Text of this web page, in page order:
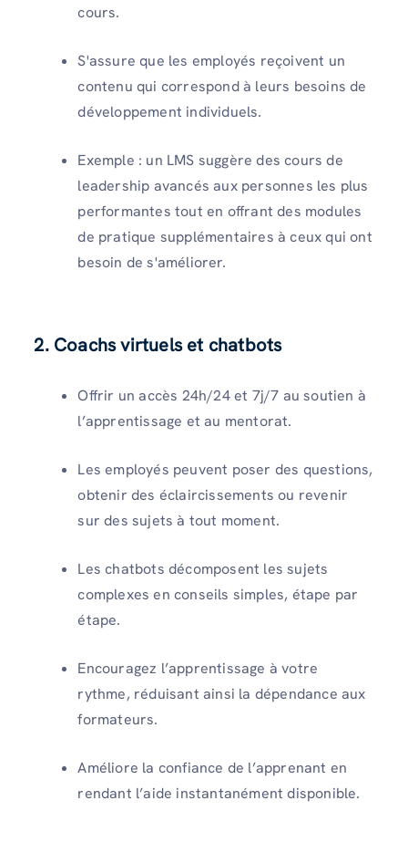
cours.
S'assure que les employés reçoivent un
contenu qui correspond à leurs besoins de
développement individuels.
Exemple : un LMS suggère des cours de
leadership avancés aux personnes les plus
performantes tout en offrant des modules
de pratique supplémentaires à ceux qui ont
besoin de s'améliorer.
2. Coachs virtuels et chatbots
Offrir un accès 24h/24 et 7j/7 au soutien à
l’apprentissage et au mentorat.
Les employés peuvent poser des questions,
obtenir des éclaircissements ou revenir
sur des sujets à tout moment.
Les chatbots décomposent les sujets
complexes en conseils simples, étape par
étape.
Encouragez l’apprentissage à votre
rythme, réduisant ainsi la dépendance aux
formateurs.
Améliore la confiance de l’apprenant en
rendant l’aide instantanément disponible.